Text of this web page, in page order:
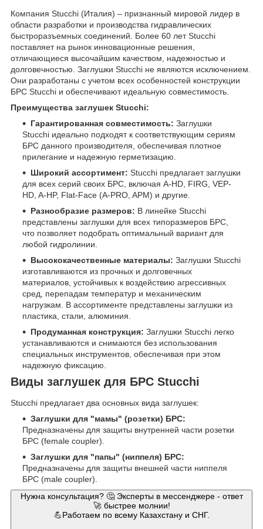
Компания Stucchi (Италия) – признанный мировой лидер в
области разработки и производства гидравлических
быстроразъемных соединений. Более 60 лет Stucchi
поставляет на рынок инновационные решения,
отличающиеся высочайшим качеством, надежностью и
долговечностью. Заглушки Stucchi не являются исключением.
Они разработаны с учетом всех особенностей конструкции
БРС Stucchi и обеспечивают идеальную совместимость.
Преимущества заглушек Stucchi:
Гарантированная совместимость: Заглушки
Stucchi идеально подходят к соответствующим сериям
БРС данного производителя, обеспечивая плотное
прилегание и надежную герметизацию.
Широкий ассортимент: Stucchi предлагает заглушки
для всех серий своих БРС, включая A-HD, FIRG, VEP-
HD, A-HP, Flat-Face (A-PRO, APM) и другие.
Разнообразие размеров: В линейке Stucchi
представлены заглушки для всех типоразмеров БРС,
что позволяет подобрать оптимальный вариант для
любой гидролинии.
Высококачественные материалы: Заглушки Stucchi
изготавливаются из прочных и долговечных
материалов, устойчивых к воздействию агрессивных
сред, перепадам температур и механическим
нагрузкам. В ассортименте представлены заглушки из
пластика, стали, алюминия.
Продуманная конструкция: Заглушки Stucchi легко
устанавливаются и снимаются без использования
специальных инструментов, обеспечивая при этом
надежную фиксацию.
Виды заглушек для БРС Stucchi
Stucchi предлагает два основных вида заглушек:
Заглушки для "мамы" (розетки) БРС:
Предназначены для защиты внутренней части розетки
БРС (female coupler).
Заглушки для "папы" (ниппеля) БРС:
Предназначены для защиты внешней части ниппеля
БРС (male coupler).
Нужна консультация? 🤔 Эксперты в мессенджере - ответ
🚀 быстрее молнии!
💪Работаем по всему Казахстану и СНГ.